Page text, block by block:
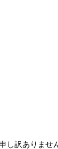
し訳ありませ